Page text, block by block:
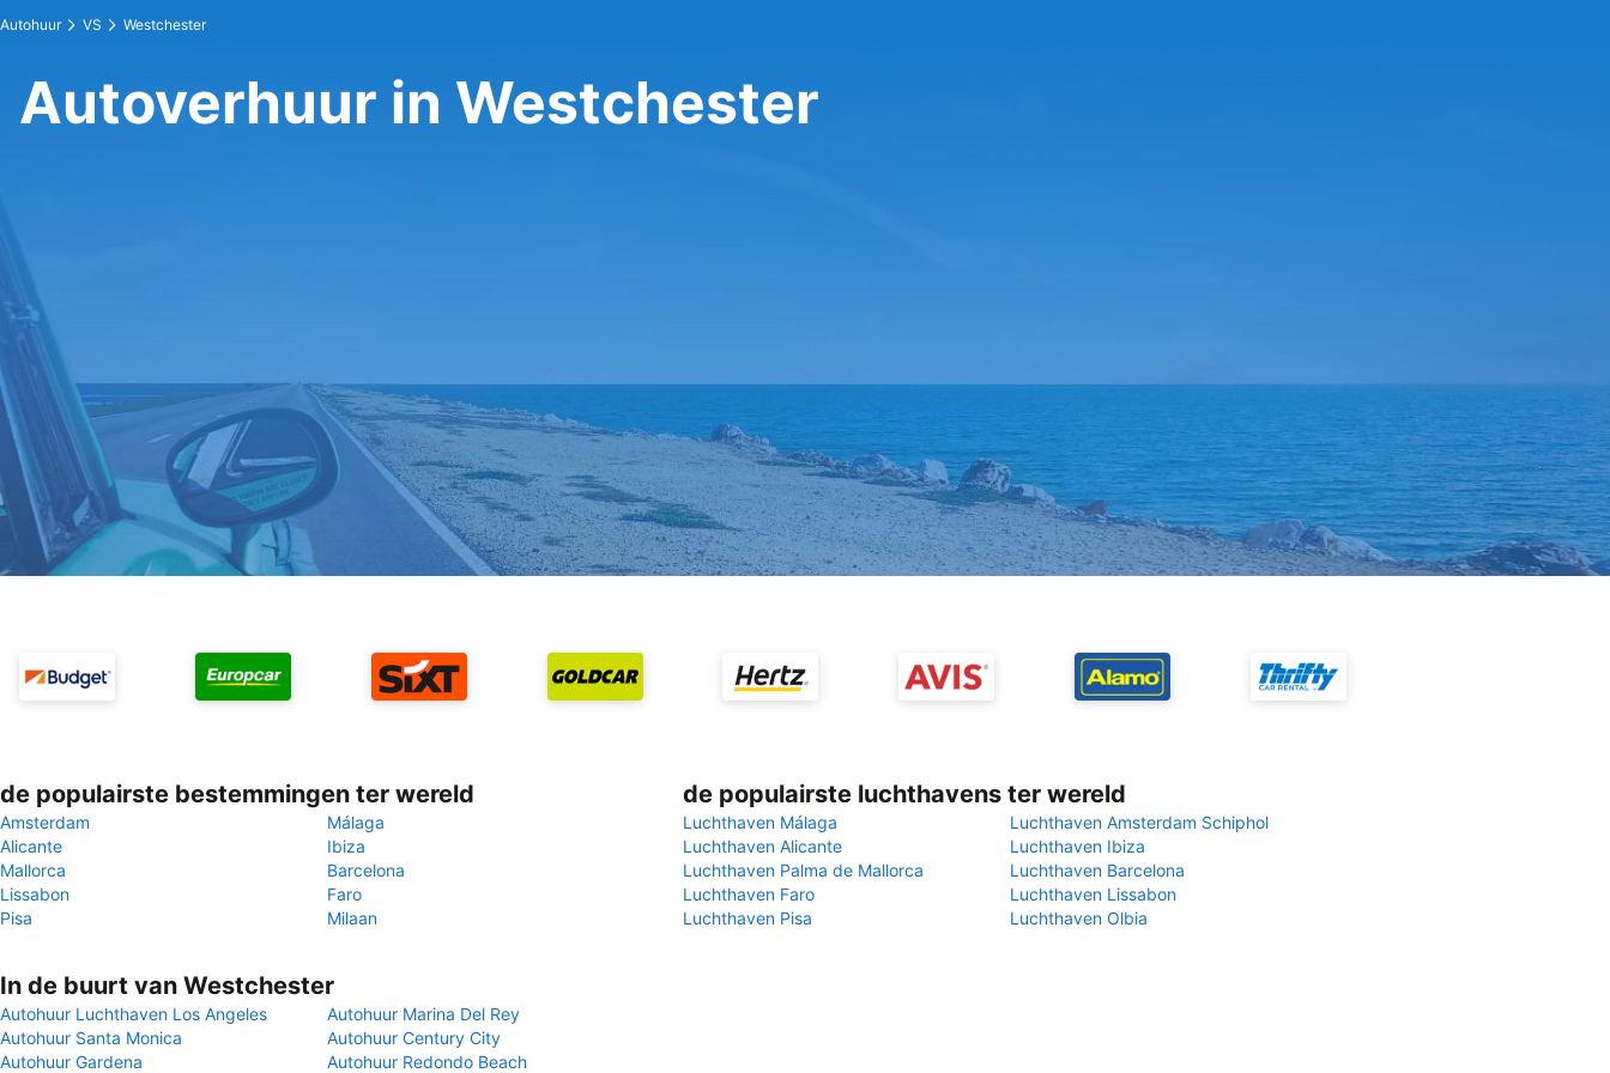
Autohuur VS Westchester
Autoverhuur in Westchester
de populairste bestemmingen ter wereld
Amsterdam
Málaga
Alicante
Ibiza
Mallorca
Barcelona
Lissabon
Faro
Pisa
Milaan
de populairste luchthavens ter wereld
Luchthaven Málaga
Luchthaven Amsterdam Schiphol
Luchthaven Alicante
Luchthaven Ibiza
Luchthaven Palma de Mallorca
Luchthaven Barcelona
Luchthaven Faro
Luchthaven Lissabon
Luchthaven Pisa
Luchthaven Olbia
In de buurt van Westchester
Autohuur Luchthaven Los Angeles
Autohuur Marina Del Rey
Autohuur Santa Monica
Autohuur Century City
Autohuur Gardena
Autohuur Redondo Beach